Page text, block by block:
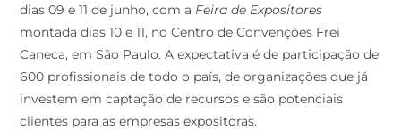
dias 09 e 11 de junho, com a Feira de Expositores
montada dias 10 e 11, no Centro de Convenções Frei
Caneca, em São Paulo. A expectativa é de participação de
600 profissionais de todo o país, de organizações que já
investem em captação de recursos e são potenciais
clientes para as empresas expositoras.